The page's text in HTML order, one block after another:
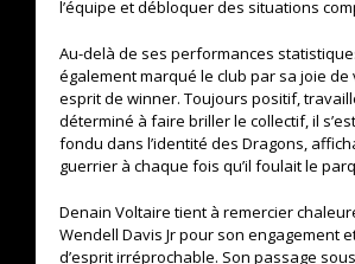
l’équipe et débloquer des situations
Au-delà de ses performances
également marqué le club par sa joie de
esprit de winner. Toujours positif,
déterminé à faire briller le collectif, il
fondu dans l’identité des Dragons,
guerrier à chaque fois qu’il foulait le
Denain Voltaire tient à remercier
Wendell Davis Jr pour son engagement
d’esprit irréprochable. Son passage